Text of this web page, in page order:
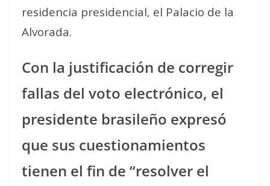
residencia presidencial, el Palacio de la
Alvorada.
Con la justificación de corregir
fallas del voto electrónico, el
presidente brasileño expresó
que sus cuestionamientos
tienen el fin de “resolver el